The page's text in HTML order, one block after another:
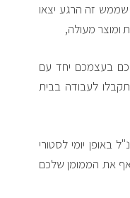
שממש זה הרגע יצאו
ומוצר מעולה,
בעצמכם יחד עם
לעבודה בבית
באופן יומי לסטורי
את הממומן שלכם